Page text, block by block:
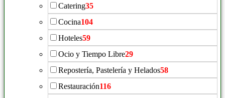
Catering35
Cocina104
Hoteles59
Ocio y Tiempo Libre29
Repostería, Pastelería y Helados58
Restauración116